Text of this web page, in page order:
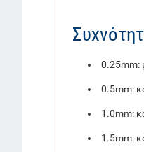
0.25mm:
0.5mm:
1.0mm:
1.5mm: